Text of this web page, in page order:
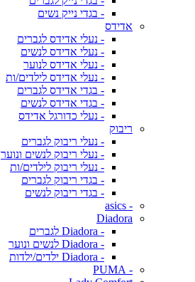
- בגדי נייק נשים
אדידס
- נעלי אדידס לגברים
- נעלי אדידס לנשים
- נעלי אדידס לנוער
- נעלי אדידס לילדים/ות
- בגדי אדידס לגברים
- בגדי אדידס לנשים
- נעלי כדורגל אדידס
ריבוק
- נעלי ריבוק לגברים
- נעלי ריבוק לנשים ונוער
- נעלי ריבוק לילדים/ות
- בגדי ריבוק לגברים
- בגדי ריבוק לנשים
- asics
Diadora
- Diadora לגברים
- Diadora לנשים ונוער
- Diadora ילדים/ילדות
- PUMA